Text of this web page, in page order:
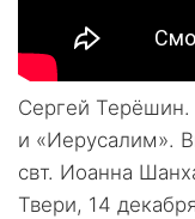
Сергей
и «Иерусалим».
свт. Иоанна
Твери, 14